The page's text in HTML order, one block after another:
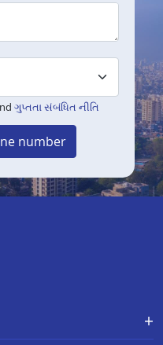
ગુપ્તતા સંબંધિત નીતિ
number